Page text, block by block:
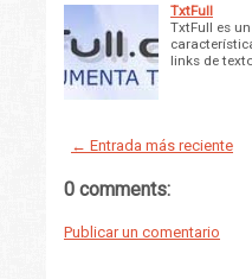
TxtFull
TxtFull es
links de
← Entrada más reciente
0 comments:
Publicar un comentario